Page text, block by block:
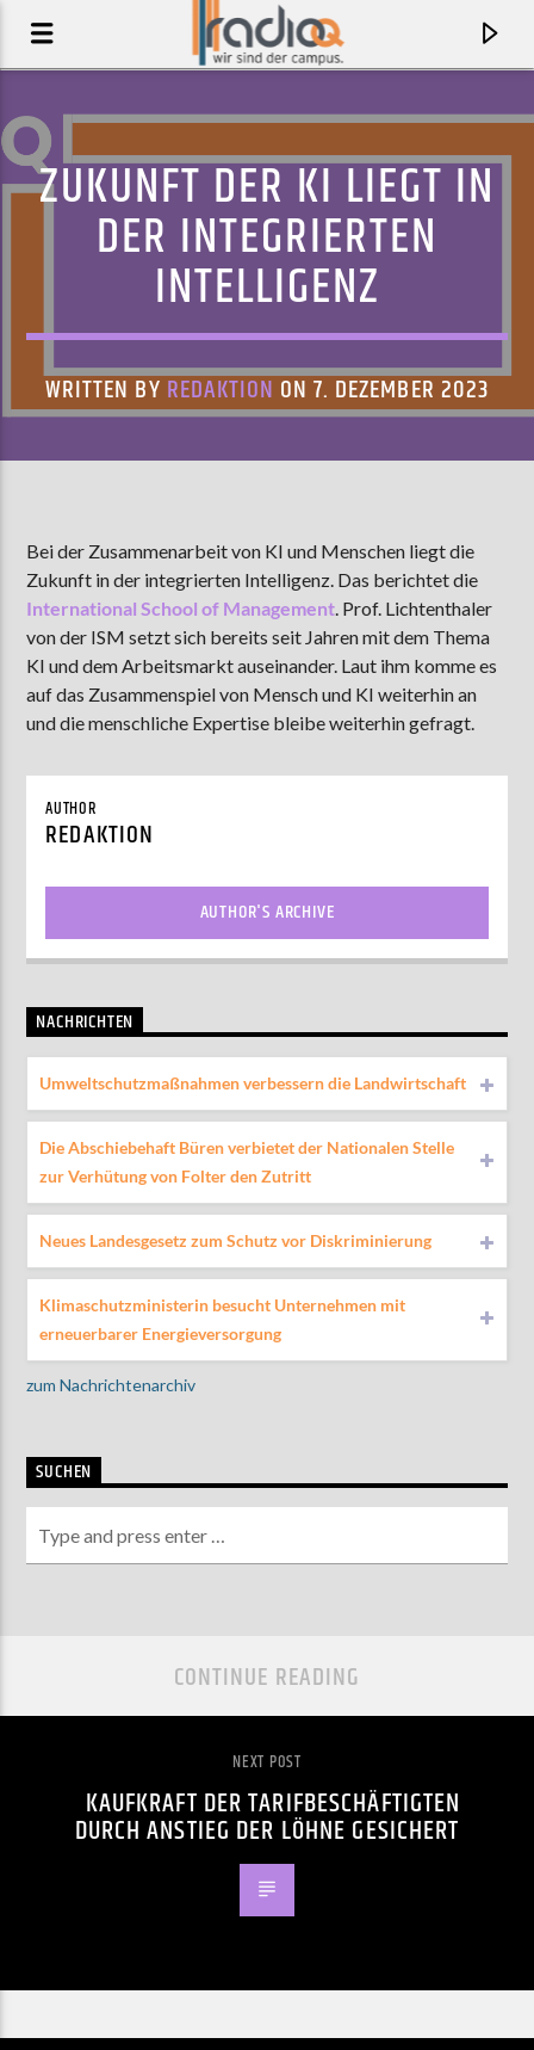
AKTUELLE SENDUNG
MOEBIUS
00:00 18:00
ZUKUNFT DER KI LIEGT IN
DER INTEGRIERTEN
INTELLIGENZ
WRITTEN BY REDAKTION ON 7. DEZEMBER 2023
Bei der Zusammenarbeit von KI und Menschen liegt die
Zukunft in der integrierten Intelligenz. Das berichtet die
International School of Management. Prof. Lichtenthaler
von der ISM setzt sich bereits seit Jahren mit dem Thema
KI und dem Arbeitsmarkt auseinander. Laut ihm komme es
auf das Zusammenspiel von Mensch und KI weiterhin an
und die menschliche Expertise bleibe weiterhin gefragt.
AUTHOR
REDAKTION
AUTHOR'S ARCHIVE
NACHRICHTEN
Umweltschutzmaßnahmen verbessern die Landwirtschaft
Die Abschiebehaft Büren verbietet der Nationalen Stelle
zur Verhütung von Folter den Zutritt
Neues Landesgesetz zum Schutz vor Diskriminierung
Klimaschutzministerin besucht Unternehmen mit
erneuerbarer Energieversorgung
zum Nachrichtenarchiv
SUCHEN
CONTINUE READING
NEXT POST
KAUFKRAFT DER TARIFBESCHÄFTIGTEN
DURCH ANSTIEG DER LÖHNE GESICHERT